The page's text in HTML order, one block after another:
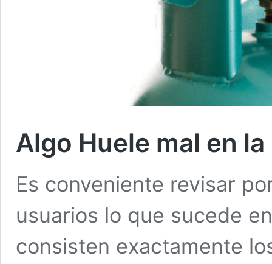
Algo Huele mal en
Es conveniente revisar
usuarios lo que sucede
consisten exactamente